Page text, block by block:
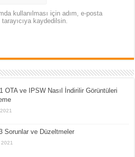
kullanılması için adım, e-posta
kaydedilsin.
OTA ve IPSW Nasıl İndirilir Görüntüleri
Sorunlar ve Düzeltmeler